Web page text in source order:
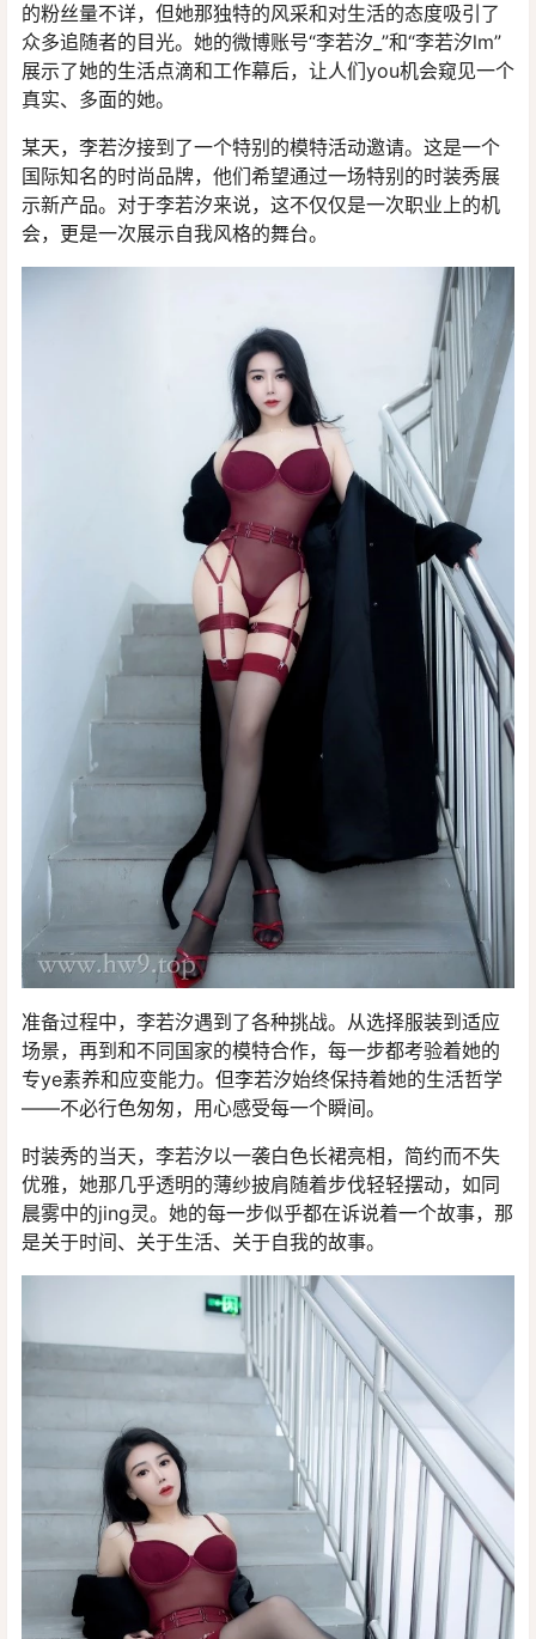
的粉丝量不详，但她那独特的风采和对生活的态度吸引了
众多追随者的目光。她的微博账号“李若汐_”和“李若汐lm”
展示了她的生活点滴和工作幕后，让人们you机会窥见一个
真实、多面的她。
某天，李若汐接到了一个特别的模特活动邀请。这是一个
国际知名的时尚品牌，他们希望通过一场特别的时装秀展
示新产品。对于李若汐来说，这不仅仅是一次职业上的机
会，更是一次展示自我风格的舞台。
准备过程中，李若汐遇到了各种挑战。从选择服装到适应
场景，再到和不同国家的模特合作，每一步都考验着她的
专ye素养和应变能力。但李若汐始终保持着她的生活哲学
——不必行色匆匆，用心感受每一个瞬间。
时装秀的当天，李若汐以一袭白色长裙亮相，简约而不失
优雅，她那几乎透明的薄纱披肩随着步伐轻轻摆动，如同
晨雾中的jing灵。她的每一步似乎都在诉说着一个故事，那
是关于时间、关于生活、关于自我的故事。